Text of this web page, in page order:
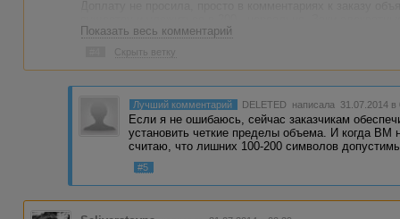
Показать весь комментарий
Скрыть ветку
Лучший комментарий DELETED написала 31.07.2014
Если я не ошибаюсь, сейчас заказчикам
установить четкие пределы объема. И когда ВМ
считаю, что лишних 100-200 символов
#5